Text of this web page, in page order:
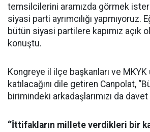
temsilcilerini aramızda görmek
siyasi parti ayrımcılığı yapmıyoruz.
bütün siyasi partilere kapımız açık
konuştu.
Kongreye il ilçe başkanları ve
katılacağını dile getiren Canpolat,
birimindeki arkadaşlarımızı da davet
‘’İttifakların millete verdikleri bir